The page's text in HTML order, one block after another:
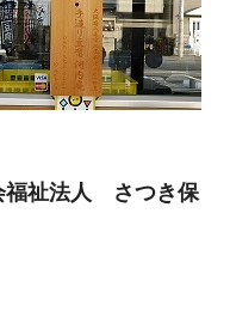
福祉法人 さつき保